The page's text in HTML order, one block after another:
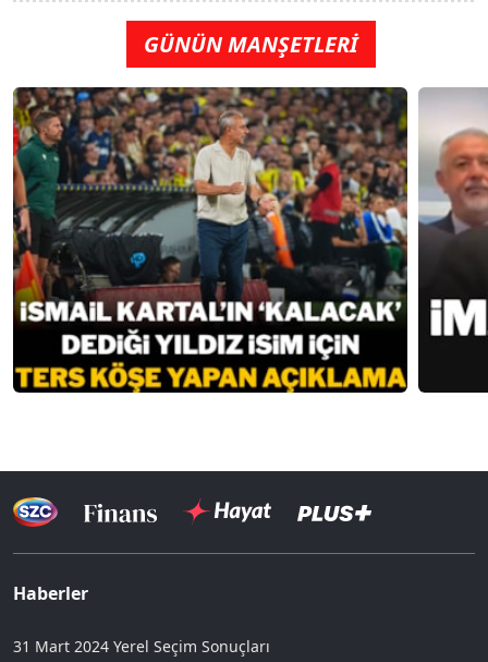
GÜNÜN MANŞETLERİ
Haberler
31 Mart 2024 Yerel Seçim Sonuçları